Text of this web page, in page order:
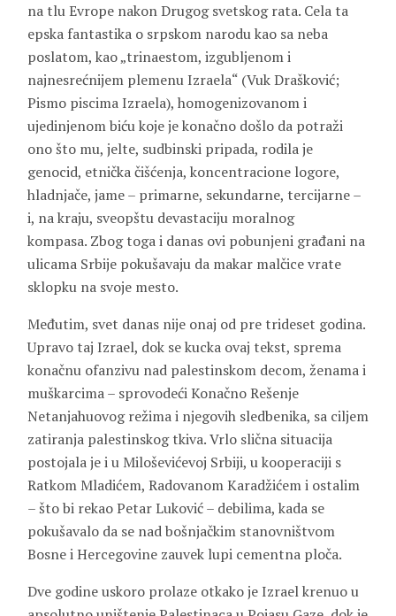
na tlu Evrope nakon Drugog svetskog rata. Cela ta
epska fantastika o srpskom narodu kao sa neba
poslatom, kao „trinaestom, izgubljenom i
najnesrećnijem plemenu Izraela“ (Vuk Drašković;
Pismo piscima Izraela), homogenizovanom i
ujedinjenom biću koje je konačno došlo da potraži
ono što mu, jelte, sudbinski pripada, rodila je
genocid, etnička čišćenja, koncentracione logore,
hladnjače, jame – primarne, sekundarne, tercijarne –
i, na kraju, sveopštu devastaciju moralnog
kompasa. Zbog toga i danas ovi pobunjeni građani na
ulicama Srbije pokušavaju da makar malčice vrate
sklopku na svoje mesto.
Međutim, svet danas nije onaj od pre trideset godina.
Upravo taj Izrael, dok se kucka ovaj tekst, sprema
konačnu ofanzivu nad palestinskom decom, ženama i
muškarcima – sprovodeći Konačno Rešenje
Netanjahuovog režima i njegovih sledbenika, sa ciljem
zatiranja palestinskog tkiva. Vrlo slična situacija
postojala je i u Miloševićevoj Srbiji, u kooperaciji s
Ratkom Mladićem, Radovanom Karadžićem i ostalim
– što bi rekao Petar Luković – debilima, kada se
pokušavalo da se nad bošnjačkim stanovništvom
Bosne i Hercegovine zauvek lupi cementna ploča.
Dve godine uskoro prolaze otkako je Izrael krenuo u